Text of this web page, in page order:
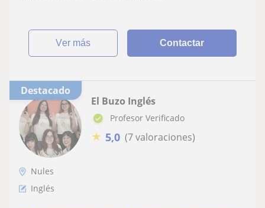
ver más Contactar
Destacado
El Buzo Inglés
Profesor Verificado
★ 5,0 (7 valoraciones)
Nules
Inglés